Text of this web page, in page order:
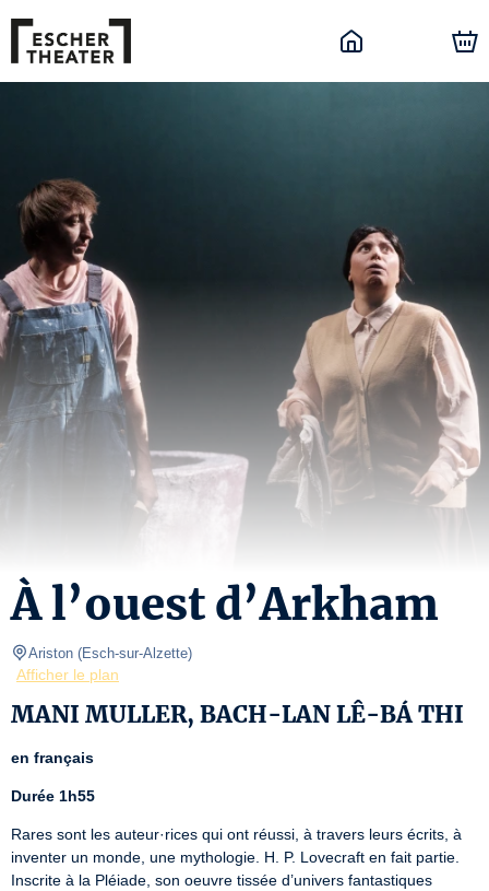
À l’ouest d’Arkham
Ariston (Esch-sur-Alzette)
Afficher le plan
MANI MULLER, BACH-LAN LÊ-BÁ THI
en français
Durée 1h55
Rares sont les auteur·rices qui ont réussi, à travers leurs écrits, à
inventer un monde, une mythologie. H. P. Lovecraft en fait partie.
Inscrite à la Pléiade, son oeuvre tissée d’univers fantastiques